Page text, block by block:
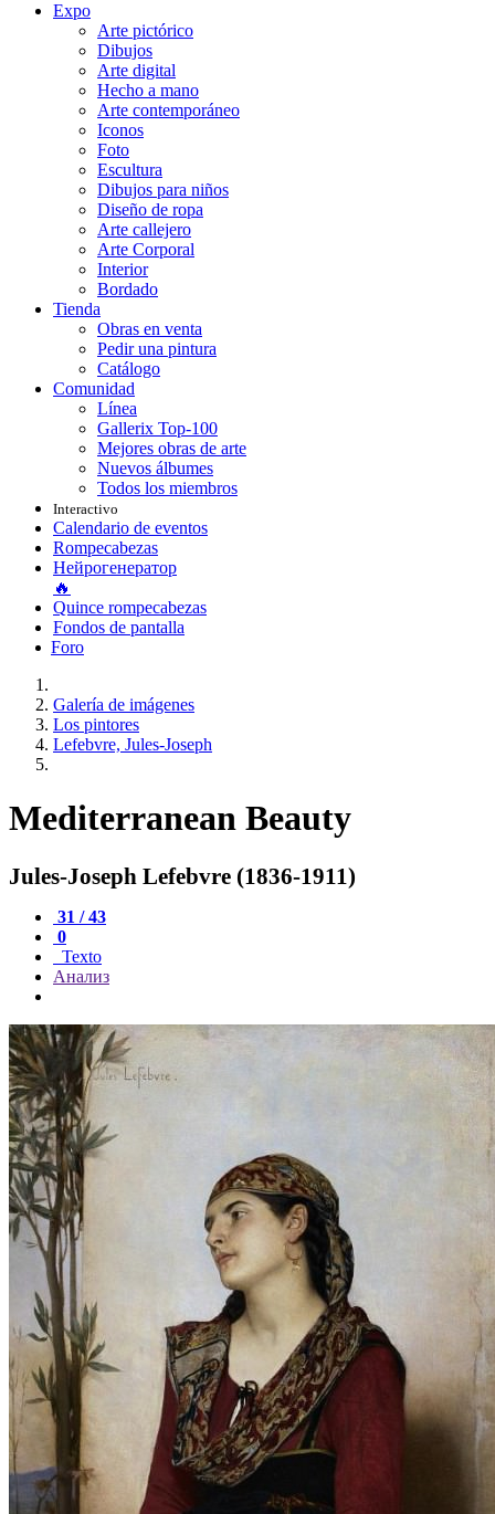
Expo
Arte pictórico
Dibujos
Arte digital
Hecho a mano
Arte contemporáneo
Iconos
Foto
Escultura
Dibujos para niños
Diseño de ropa
Arte callejero
Arte Corporal
Interior
Bordado
Tienda
Obras en venta
Pedir una pintura
Catálogo
Comunidad
Línea
Gallerix Top-100
Mejores obras de arte
Nuevos álbumes
Todos los miembros
Interactivo
Calendario de eventos
Rompecabezas
Нейрогенератор
🔥
Quince rompecabezas
Fondos de pantalla
Foro
Galería de imágenes
Los pintores
Lefebvre, Jules-Joseph
Mediterranean Beauty
Jules-Joseph Lefebvre (1836-1911)
31 / 43
0
Texto
Анализ